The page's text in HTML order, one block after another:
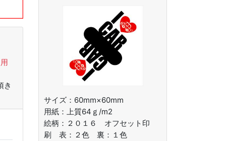
き
サイズ：60mm×60mm
用紙：上質64ｇ/m2
絵柄： ２０１６ オフセット印
刷 表：２色 裏：１色